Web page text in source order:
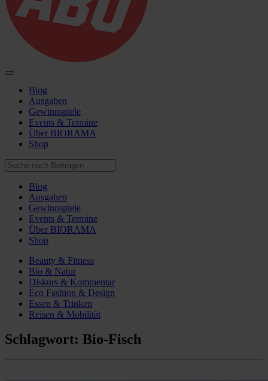
Blog
Ausgaben
Gewinnspiele
Events & Termine
Über BIORAMA
Shop
Blog
Ausgaben
Gewinnspiele
Events & Termine
Über BIORAMA
Shop
Beauty & Fitness
Bio & Natur
Diskurs & Kommentar
Eco Fashion & Design
Essen & Trinken
Reisen & Mobilität
Schlagwort: Bio-Fisch